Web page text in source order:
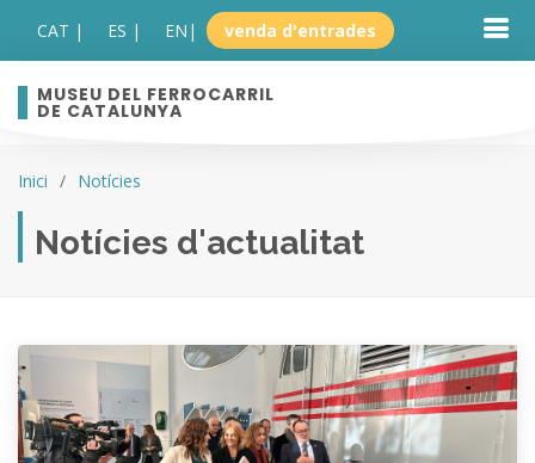
CAT | ES | EN | venda d'entrades
MUSEU DEL FERROCARRIL
DE CATALUNYA
Inici Notícies
Notícies d'actualitat